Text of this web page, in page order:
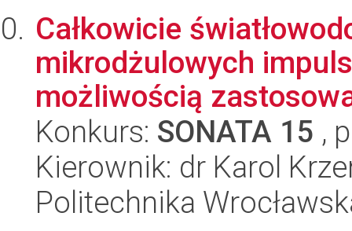
Całkowicie
mikrodżulowych
możliwością
Konkurs: SONATA 15 ,
Kierownik: dr Karol
Politechnika